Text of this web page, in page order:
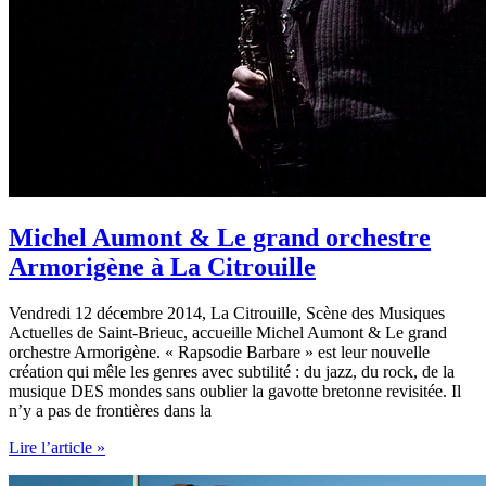
Michel Aumont & Le grand orchestre
Armorigène à La Citrouille
Vendredi 12 décembre 2014, La Citrouille, Scène des Musiques
Actuelles de Saint-Brieuc, accueille Michel Aumont & Le grand
orchestre Armorigène. « Rapsodie Barbare » est leur nouvelle
création qui mêle les genres avec subtilité : du jazz, du rock, de la
musique DES mondes sans oublier la gavotte bretonne revisitée. Il
n’y a pas de frontières dans la
Michel
Lire l’article »